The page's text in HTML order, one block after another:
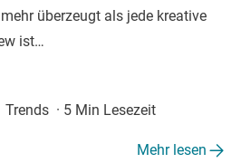
überzeugt als jede kreative
ist…
Trends · 5 Min Lesezeit
Mehr lesen